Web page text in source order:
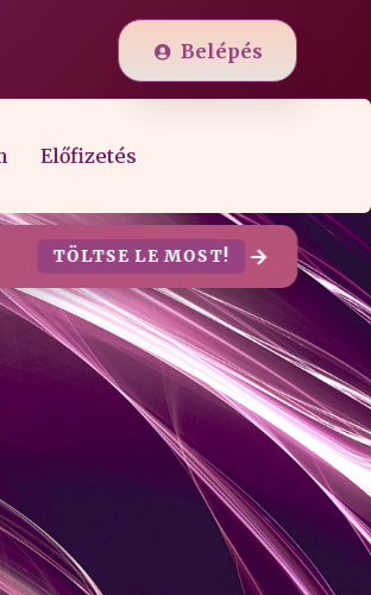
Belépés
Előfizetés
TÖLTSE LE MOST!